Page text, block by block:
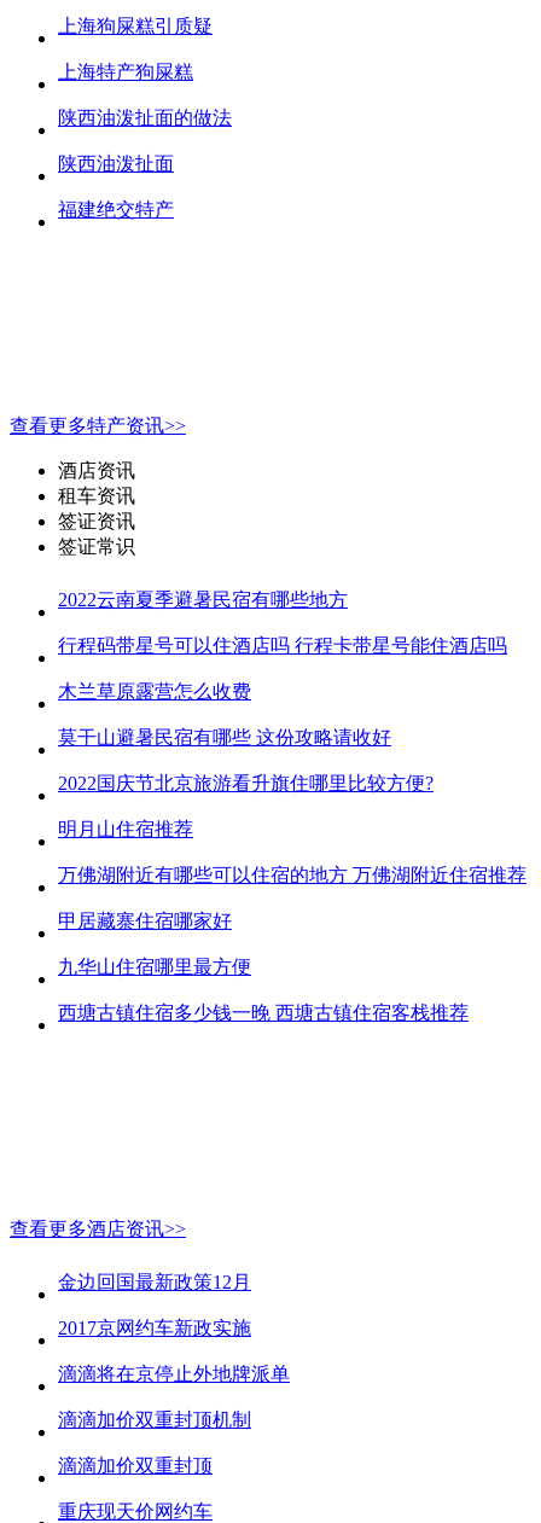
上海狗屎糕引质疑
上海特产狗屎糕
陕西油泼扯面的做法
陕西油泼扯面
福建绝交特产
查看更多特产资讯>>
酒店资讯
租车资讯
签证资讯
签证常识
2022云南夏季避暑民宿有哪些地方
行程码带星号可以住酒店吗 行程卡带星号能住酒店吗
木兰草原露营怎么收费
莫干山避暑民宿有哪些 这份攻略请收好
2022国庆节北京旅游看升旗住哪里比较方便?
明月山住宿推荐
万佛湖附近有哪些可以住宿的地方 万佛湖附近住宿推荐
甲居藏寨住宿哪家好
九华山住宿哪里最方便
西塘古镇住宿多少钱一晚 西塘古镇住宿客栈推荐
查看更多酒店资讯>>
金边回国最新政策12月
2017京网约车新政实施
滴滴将在京停止外地牌派单
滴滴加价双重封顶机制
滴滴加价双重封顶
重庆现天价网约车